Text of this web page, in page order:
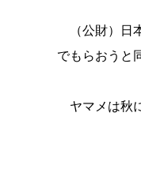
（公財）日
でもらおうと
ヤマメは秋